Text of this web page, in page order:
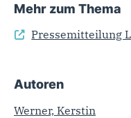
Mehr zum Thema
Pressemitteilung
Autoren
Werner, Kerstin